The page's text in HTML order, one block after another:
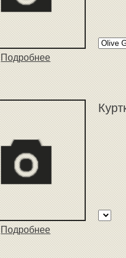
Подробнее
Подробнее